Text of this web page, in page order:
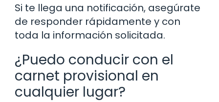
Si te llega una notificación, asegúrate
de responder rápidamente y con
toda la información solicitada.
¿Puedo conducir con el
carnet provisional en
cualquier lugar?